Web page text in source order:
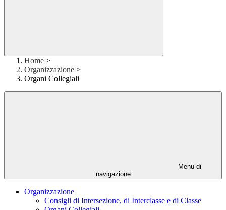
Home >
Organizzazione >
Organi Collegiali
Menu di
navigazione
Organizzazione
Consigli di Intersezione, di Interclasse e di Classe